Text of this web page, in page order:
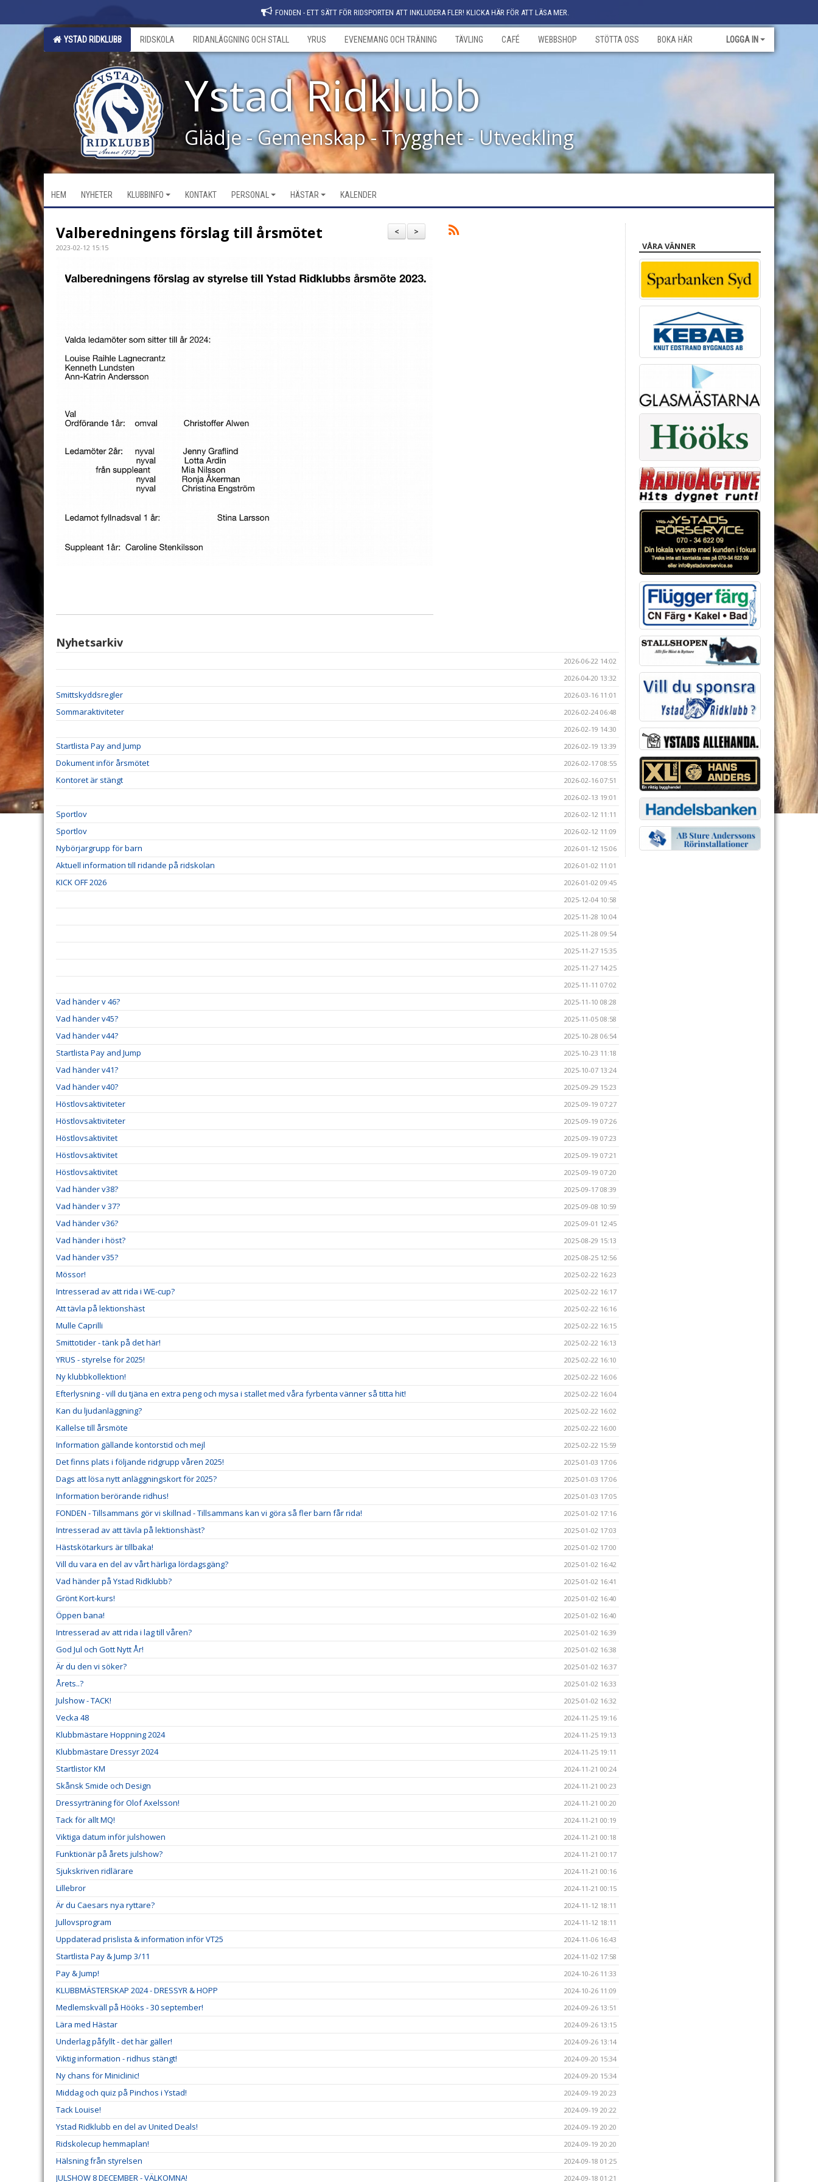
FONDEN - ETT SÄTT FÖR RIDSPORTEN ATT INKLUDERA FLER! KLICKA HÄR FÖR ATT LÄSA MER.
YSTAD RIDKLUBB RIDSKOLA RIDANLÄGGNING OCH STALL YRUS EVENEMANG OCH TRÄNING TÄVLING CAFÉ WEBBSHOP STÖTTA OSS BOKA HÄR LOGGA IN
Ystad Ridklubb
Glädje - Gemenskap - Trygghet - Utveckling
HEM NYHETER KLUBBINFO KONTAKT PERSONAL HÄSTAR KALENDER
>
<
Valberedningens förslag till årsmötet
2023-02-12 15:15
Nyhetsarkiv
2026-06-22 14:02
2026-04-20 13:32
Smittskyddsregler 2026-03-16 11:01
Sommaraktiviteter
2026-02-24 06:48
2026-02-19 14:30
Startlista Pay and Jump 2026-02-19 13:39
Dokument inför årsmötet 2026-02-17 08:55
Kontoret är stängt
2026-02-16 07:51
2026-02-13 19:01
Sportlov 2026-02-12 11:11
Sportlov 2026-02-12 11:09
Nybörjargrupp för barn 2026-01-12 15:06
Aktuell information till ridande på ridskolan 2026-01-02 11:01
KICK OFF 2026
2026-01-02 09:45
2025-12-04 10:58
2025-11-28 10:04
2025-11-28 09:54
2025-11-27 15:35
2025-11-27 14:25
2025-11-11 07:02
Vad händer v 46? 2025-11-10 08:28
Vad händer v45? 2025-11-05 08:58
Vad händer v44? 2025-10-28 06:54
Startlista Pay and Jump 2025-10-23 11:18
Vad händer v41? 2025-10-07 13:24
Vad händer v40? 2025-09-29 15:23
Höstlovsaktiviteter 2025-09-19 07:27
Höstlovsaktiviteter 2025-09-19 07:26
Höstlovsaktivitet 2025-09-19 07:23
Höstlovsaktivitet 2025-09-19 07:21
Höstlovsaktivitet 2025-09-19 07:20
Vad händer v38? 2025-09-17 08:39
Vad händer v 37? 2025-09-08 10:59
Vad händer v36? 2025-09-01 12:45
Vad händer i höst? 2025-08-29 15:13
Vad händer v35? 2025-08-25 12:56
Mössor! 2025-02-22 16:23
Intresserad av att rida i WE-cup? 2025-02-22 16:17
Att tävla på lektionshäst 2025-02-22 16:16
Mulle Caprilli 2025-02-22 16:15
Smittotider - tänk på det här! 2025-02-22 16:13
YRUS - styrelse för 2025! 2025-02-22 16:10
Ny klubbkollektion! 2025-02-22 16:06
Efterlysning - vill du tjäna en extra peng och mysa i stallet med våra fyrbenta vänner så titta hit! 2025-02-22 16:04
Kan du ljudanläggning? 2025-02-22 16:02
Kallelse till årsmöte 2025-02-22 16:00
Information gällande kontorstid och mejl 2025-02-22 15:59
Det finns plats i följande ridgrupp våren 2025! 2025-01-03 17:06
Dags att lösa nytt anläggningskort för 2025? 2025-01-03 17:06
Information berörande ridhus! 2025-01-03 17:05
FONDEN - Tillsammans gör vi skillnad - Tillsammans kan vi göra så fler barn får rida! 2025-01-02 17:16
Intresserad av att tävla på lektionshäst? 2025-01-02 17:03
Hästskötarkurs är tillbaka! 2025-01-02 17:00
Vill du vara en del av vårt härliga lördagsgäng? 2025-01-02 16:42
Vad händer på Ystad Ridklubb? 2025-01-02 16:41
Grönt Kort-kurs! 2025-01-02 16:40
Öppen bana! 2025-01-02 16:40
Intresserad av att rida i lag till våren? 2025-01-02 16:39
God Jul och Gott Nytt År! 2025-01-02 16:38
Är du den vi söker? 2025-01-02 16:37
Årets..? 2025-01-02 16:33
Julshow - TACK! 2025-01-02 16:32
Vecka 48 2024-11-25 19:16
Klubbmästare Hoppning 2024 2024-11-25 19:13
Klubbmästare Dressyr 2024 2024-11-25 19:11
Startlistor KM 2024-11-21 00:24
Skånsk Smide och Design 2024-11-21 00:23
Dressyrträning för Olof Axelsson! 2024-11-21 00:20
Tack för allt MQ! 2024-11-21 00:19
Viktiga datum inför julshowen 2024-11-21 00:18
Funktionär på årets julshow? 2024-11-21 00:17
Sjukskriven ridlärare 2024-11-21 00:16
Lillebror 2024-11-21 00:15
Är du Caesars nya ryttare? 2024-11-12 18:11
Jullovsprogram 2024-11-12 18:11
Uppdaterad prislista & information inför VT25 2024-11-06 16:43
Startlista Pay & Jump 3/11 2024-11-02 17:58
Pay & Jump! 2024-10-26 11:33
KLUBBMÄSTERSKAP 2024 - DRESSYR & HOPP 2024-10-26 11:09
Medlemskväll på Hööks - 30 september! 2024-09-26 13:51
Lära med Hästar 2024-09-26 13:15
Underlag påfyllt - det här gäller! 2024-09-26 13:14
Viktig information - ridhus stängt! 2024-09-20 15:34
Ny chans för Miniclinic! 2024-09-20 15:34
Middag och quiz på Pinchos i Ystad! 2024-09-19 20:23
Tack Louise! 2024-09-19 20:22
Ystad Ridklubb en del av United Deals! 2024-09-19 20:20
Ridskolecup hemmaplan! 2024-09-19 20:20
Hälsning från styrelsen 2024-09-18 01:25
JULSHOW 8 DECEMBER - VÄLKOMNA! 2024-09-18 01:21
VÅRA VÄNNER